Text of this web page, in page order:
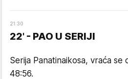
21:30
22' - PAO U SERIJI
Serija Panatinaikosa, vraća se
48:56.